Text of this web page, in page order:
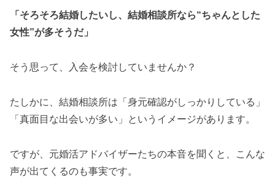
「そろそろ結婚したいし、結婚相談所なら“ちゃんとした
女性”が多そうだ」
そう思って、入会を検討していませんか？
たしかに、結婚相談所は「身元確認がしっかりしている」
「真面目な出会いが多い」というイメージがあります。
ですが、元婚活アドバイザーたちの本音を聞くと、こんな
声が出てくるのも事実です。